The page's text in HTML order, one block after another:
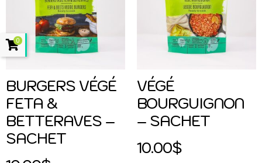
0
BURGERS VÉGÉ
FETA &
BETTERAVES –
SACHET
VÉGÉ
BOURGUIGNON
– SACHET
10.00$